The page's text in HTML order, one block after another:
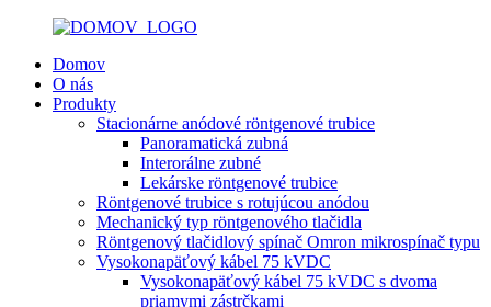
Domov
O nás
Produkty
Stacionárne anódové röntgenové trubice
Panoramatická zubná
Interorálne zubné
Lekárske röntgenové trubice
Röntgenové trubice s rotujúcou anódou
Mechanický typ röntgenového tlačidla
Röntgenový tlačidlový spínač Omron mikrospínač typu
Vysokonapäťový kábel 75 kVDC
Vysokonapäťový kábel 75 kVDC s dvoma
priamymi zástrčkami